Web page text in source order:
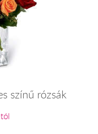
színű rózsák